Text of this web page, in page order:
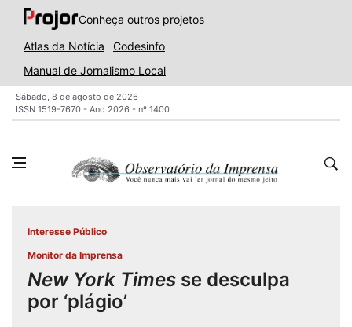
Conheça outros projetos
Atlas da Notícia
Codesinfo
Manual de Jornalismo Local
Sábado, 8 de agosto de 2026
ISSN 1519-7670 - Ano 2026 - nº 1400
Interesse Público
Monitor da Imprensa
New York Times se desculpa
por ‘plágio’